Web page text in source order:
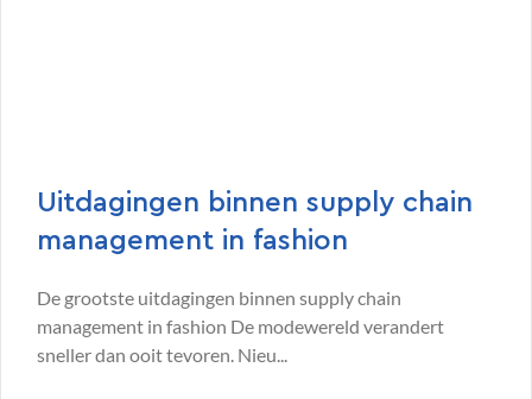
Uitdagingen binnen supply chain
management in fashion
De grootste uitdagingen binnen supply chain
management in fashion De modewereld verandert
sneller dan ooit tevoren. Nieu...